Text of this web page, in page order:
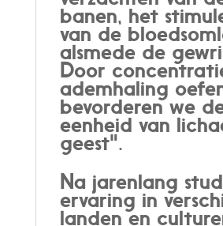
banen, het
van de
alsmede de
Door
ademhaling
bevorderen we
eenheid van
geest".
Na jarenlang
ervaring in
landen en